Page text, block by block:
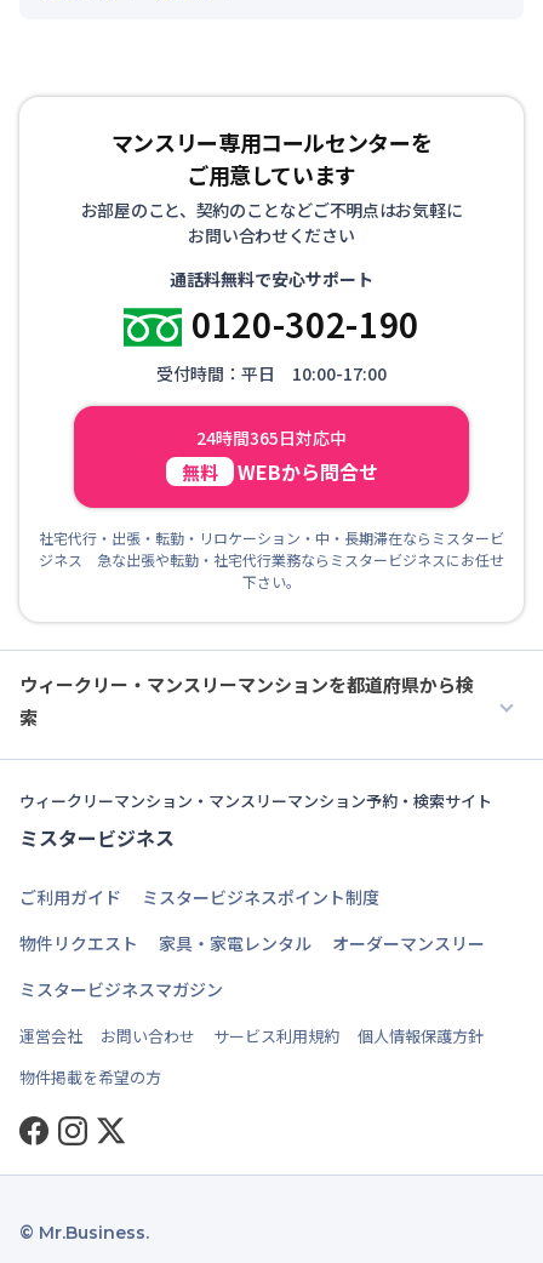
マンスリー専用コールセンターを
ご用意しています
お部屋のこと、契約のことなどご不明点はお気軽に
お問い合わせください
通話料無料で安心サポート
0120-302-190
受付時間：平日 10:00-17:00
24時間365日対応中
無料 WEBから問合せ
社宅代行・出張・転勤・リロケーション・中・長期滞在ならミスタービ
ジネス 急な出張や転勤・社宅代行業務ならミスタービジネスにお任せ
下さい。
ウィークリー・マンスリーマンションを都道府県から検
索
ウィークリーマンション・マンスリーマンション予約・検索サイト
ミスタービジネス
ご利用ガイド
ミスタービジネスポイント制度
物件リクエスト
家具・家電レンタル
オーダーマンスリー
ミスタービジネスマガジン
運営会社 お問い合わせ サービス利用規約
個人情報保護方針
物件掲載を希望の方
Facebook
Instagram
Twitter
© Mr.Business.